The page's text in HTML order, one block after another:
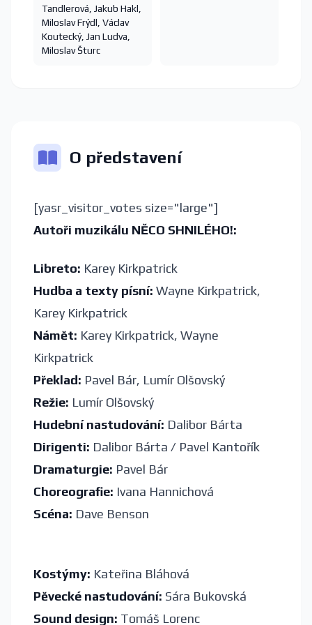
Tandlerová, Jakub Hakl,
Miloslav Frýdl, Václav
Koutecký, Jan Ludva,
Miloslav Šturc
O představení
[yasr_visitor_votes size="large"]
Autoři muzikálu NĚCO SHNILÉHO!:
Libreto: Karey Kirkpatrick
Hudba a texty písní: Wayne Kirkpatrick,
Karey Kirkpatrick
Námět: Karey Kirkpatrick, Wayne
Kirkpatrick
Překlad: Pavel Bár, Lumír Olšovský
Režie: Lumír Olšovský
Hudební nastudování: Dalibor Bárta
Dirigenti: Dalibor Bárta / Pavel Kantořík
Dramaturgie: Pavel Bár
Choreografie: Ivana Hannichová
Scéna: Dave Benson
Kostýmy: Kateřina Bláhová
Pěvecké nastudování: Sára Bukovská
Sound design: Tomáš Lorenc